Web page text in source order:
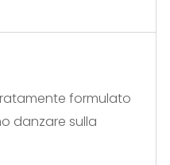
formulato
danzare sulla